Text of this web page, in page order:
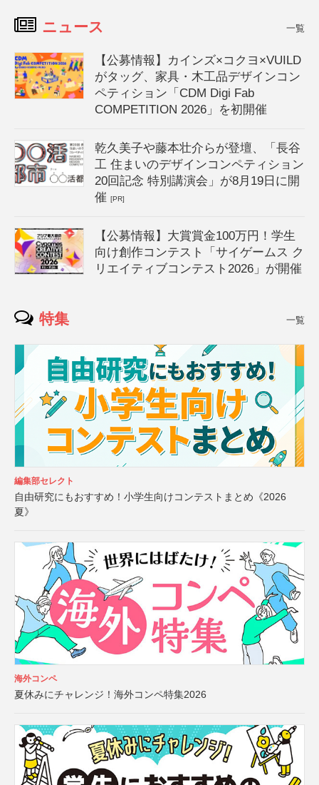
ニュース 一覧
【公募情報】カインズ×コクヨ×VUILD
がタッグ、家具・木工品デザインコン
ペティション「CDM Digi Fab
COMPETITION 2026」を初開催
乾久美子や藤本壮介らが登壇、「長谷
工 住まいのデザインコンペティション
20回記念 特別講演会」が8月19日に開
催[PR]
【公募情報】大賞賞金100万円！学生
向け創作コンテスト「サイゲームス ク
リエイティブコンテスト2026」が開催
特集 一覧
編集部セレクト
自由研究にもおすすめ！小学生向けコンテストまとめ《2026
夏》
海外コンペ
夏休みにチャレンジ！海外コンペ特集2026